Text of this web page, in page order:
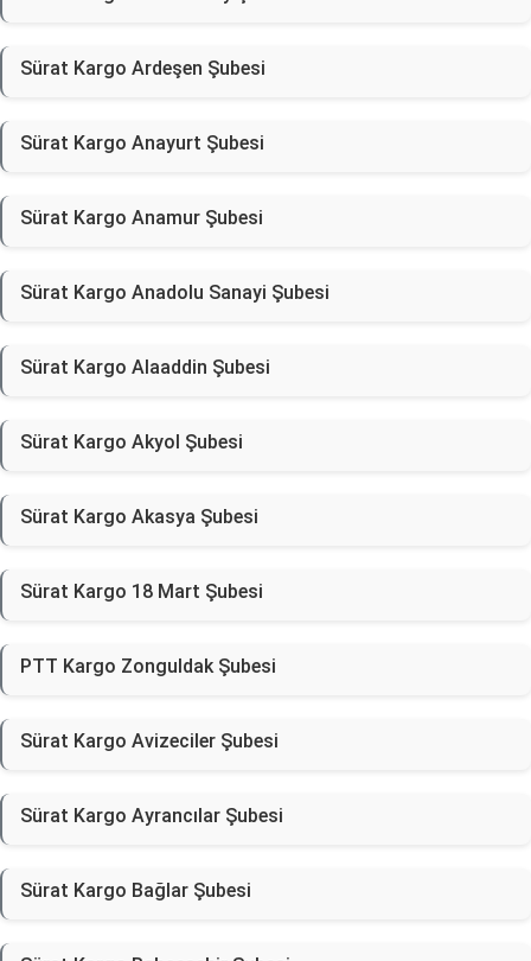
Sürat Kargo Ardeşen Şubesi
Sürat Kargo Anayurt Şubesi
Sürat Kargo Anamur Şubesi
Sürat Kargo Anadolu Sanayi Şubesi
Sürat Kargo Alaaddin Şubesi
Sürat Kargo Akyol Şubesi
Sürat Kargo Akasya Şubesi
Sürat Kargo 18 Mart Şubesi
PTT Kargo Zonguldak Şubesi
Sürat Kargo Avizeciler Şubesi
Sürat Kargo Ayrancılar Şubesi
Sürat Kargo Bağlar Şubesi